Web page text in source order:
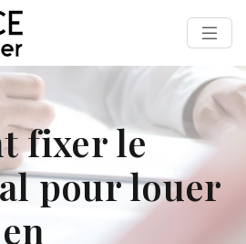
fixer le
pour louer